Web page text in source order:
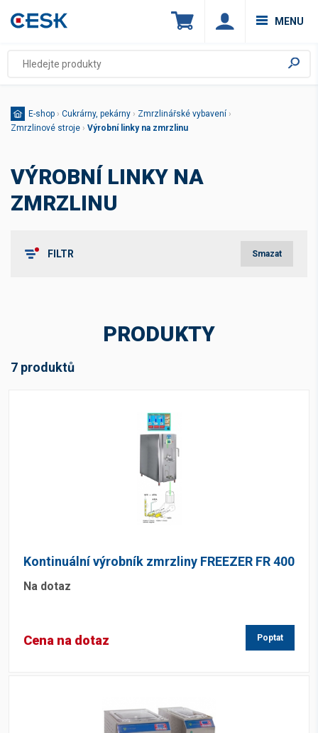
MENU
E-shop › Cukrárny, pekárny › Zmrzlinářské vybavení ›
Zmrzlinové stroje › Výrobní linky na zmrzlinu
VÝROBNÍ LINKY NA
ZMRZLINU
FILTR Smazat
Skladová dostupnost
PRODUKTY
7 produktů
Kontinuální výrobník zmrzliny FREEZER FR 400
Na dotaz
Cena na dotaz Poptat